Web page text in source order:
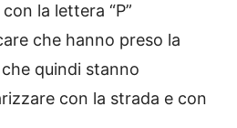
la lettera “P”
che hanno preso la
quindi stanno
con la strada e con